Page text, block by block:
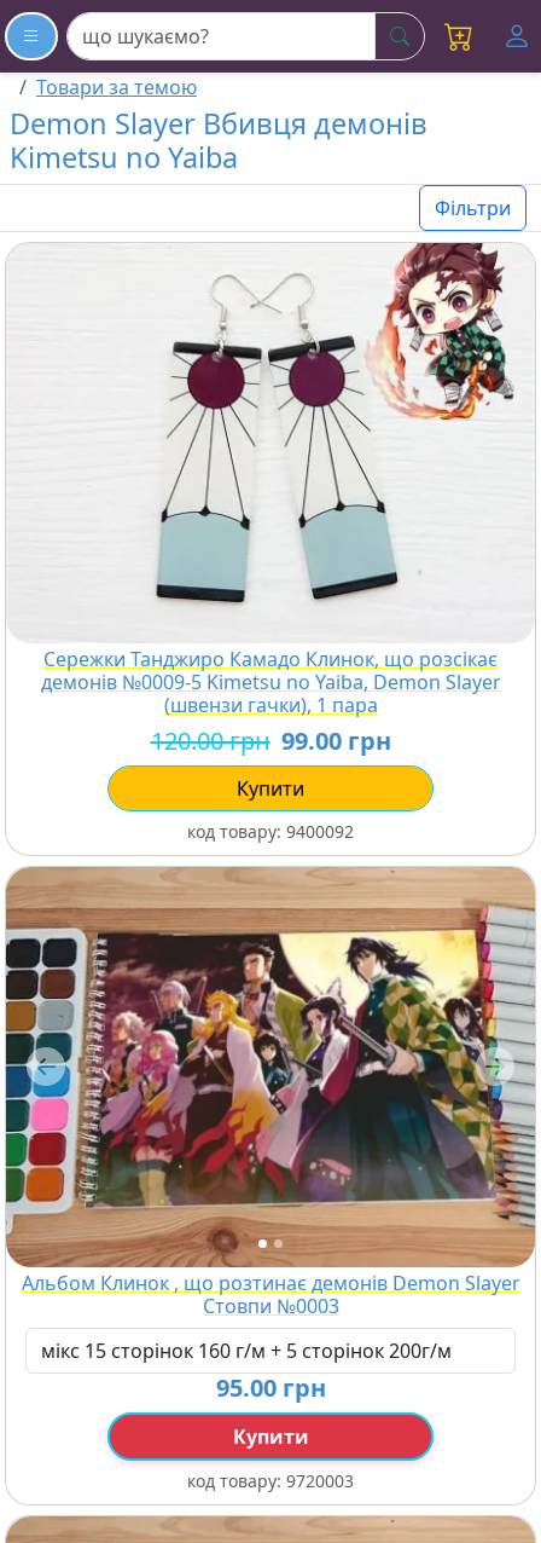
шукати
Товари за темою
Demon Slayer Вбивця демонів
Kimetsu no Yaiba
Фільтри
Сережки Танджиро Камадо Клинок, що розсікає
демонів №0009-5 Kimetsu no Yaiba, Demon Slayer
(швензи гачки), 1 пара
120.00 грн 99.00 грн
Купити
код товару: 9400092
Previous Next
Альбом Клинок , що розтинає демонів Demon Slayer
Стовпи №0003
95.00 грн
Купити
код товару: 9720003